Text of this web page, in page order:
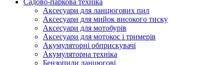
Садово-паркова техніка
Аксесуари для ланцюгових пил
Аксесуари для мийок високого тиску
Аксесуари для мотобурів
Аксесуари для мотокос і тримерів
Акумуляторні обприскувачі
Акумуляторна техніка
Бензопили ланцюгові